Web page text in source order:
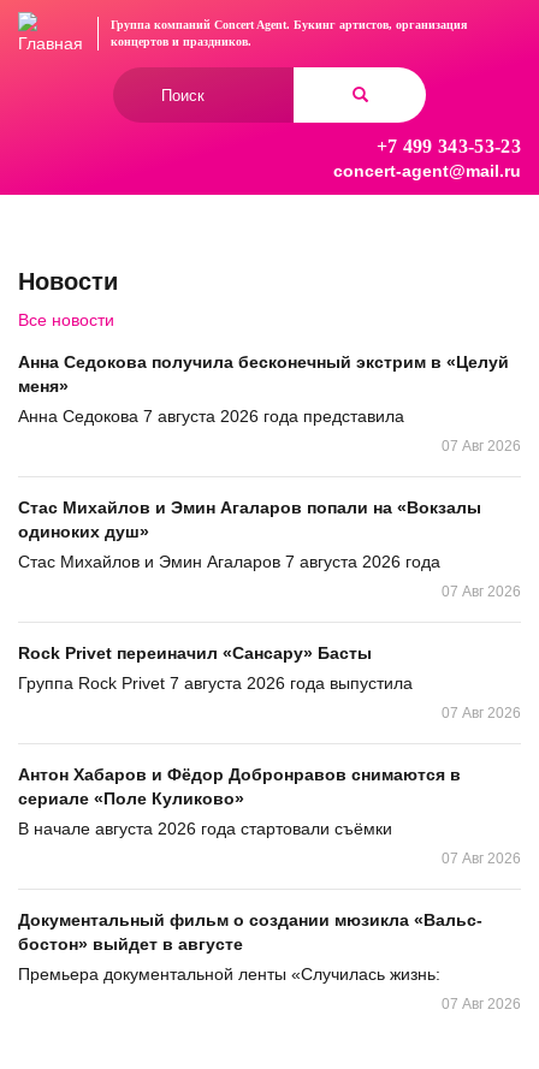
Перейти
Группа компаний Concert Agent. Букинг артистов, организация
концертови праздников.
+7 499 343-53-23
concert-agent@mail.ru
Новости
Все новости
Анна Седокова получила бесконечный экстрим в «Целуй
меня»
Анна Седокова 7 августа 2026 года представила
07 Авг 2026
Стас Михайлов и Эмин Агаларов попали на «Вокзалы
одиноких душ»
Стас Михайлов и Эмин Агаларов 7 августа 2026 года
07 Авг 2026
Rock Privet переиначил «Сансару» Басты
Группа Rock Privet 7 августа 2026 года выпустила
07 Авг 2026
Антон Хабаров и Фёдор Добронравов снимаются в
сериале «Поле Куликово»
В начале августа 2026 года стартовали съёмки
07 Авг 2026
Документальный фильм о создании мюзикла «Вальс-
бостон» выйдет в августе
Премьера документальной ленты «Случилась жизнь:
07 Авг 2026